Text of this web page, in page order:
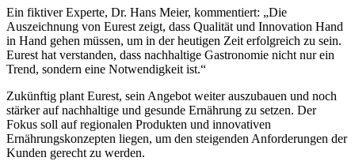
Ein fiktiver Experte, Dr. Hans Meier, kommentiert: „Die
Auszeichnung von Eurest zeigt, dass Qualität und Innovation Hand
in Hand gehen müssen, um in der heutigen Zeit erfolgreich zu sein.
Eurest hat verstanden, dass nachhaltige Gastronomie nicht nur ein
Trend, sondern eine Notwendigkeit ist.“
Zukünftig plant Eurest, sein Angebot weiter auszubauen und noch
stärker auf nachhaltige und gesunde Ernährung zu setzen. Der
Fokus soll auf regionalen Produkten und innovativen
Ernährungskonzepten liegen, um den steigenden Anforderungen der
Kunden gerecht zu werden.